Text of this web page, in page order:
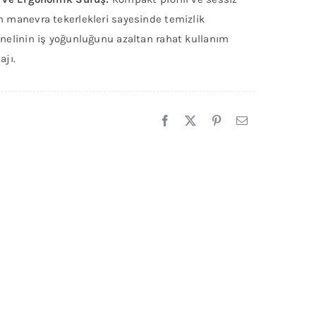
manevra tekerlekleri sayesinde temizlik
iş yoğunluğunu azaltan rahat kullanım